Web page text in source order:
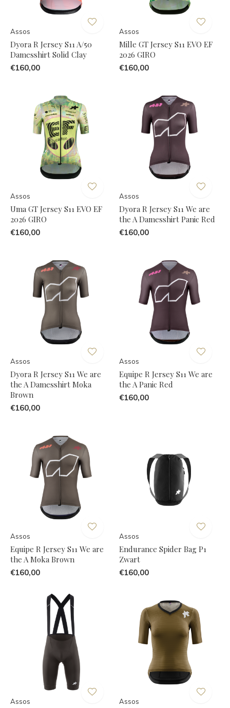
Assos
Dyora R Jersey S11 A/50
Damesshirt Solid Clay
€160,00
Assos
Mille GT Jersey S11 EVO EF
2026 GIRO
€160,00
Assos
Uma GT Jersey S11 EVO EF
2026 GIRO
€160,00
Assos
Dyora R Jersey S11 We are
the A Damesshirt Panic Red
€160,00
Assos
Dyora R Jersey S11 We are
the A Damesshirt Moka
Brown
€160,00
Assos
Equipe R Jersey S11 We are
the A Panic Red
€160,00
Assos
Equipe R Jersey S11 We are
the A Moka Brown
€160,00
Assos
Endurance Spider Bag P1
Zwart
€160,00
Assos Assos